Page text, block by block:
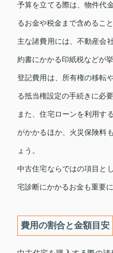
予算を立てる際は、物件代
るお金や税金まで含めるこ
主な諸費用には、不動産会
約書にかかる印紙税などが挙
登記費用は、所有権の移転
る抵当権設定の手続きに必
また、住宅ローンを利用す
がかかるほか、火災保険料
ょう。
中古住宅ならではの項目と
宅診断にかかるお金も重要
費用の割合と金額目安